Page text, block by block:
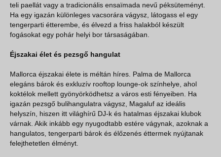
teli paellát vagy a tradicionális ensaïmada nevű péksüteményt.
Ha egy igazán különleges vacsorára vágysz, látogass el egy
tengerparti étterembe, és élvezd a friss halakból készült
fogásokat egy pohár helyi bor társaságában.
Éjszakai élet és pezsgő hangulat
Mallorca éjszakai élete is méltán híres. Palma de Mallorca
elegáns bárok és exkluzív rooftop lounge-ok színhelye, ahol
koktélok mellett gyönyörködhetsz a város esti fényeiben. Ha
igazán pezsgő bulihangulatra vágysz, Magaluf az ideális
helyszín, hiszen itt világhírű DJ-k és hatalmas éjszakai klubok
várnak. Akik inkább egy nyugodtabb estére vágynak, azoknak a
hangulatos, tengerparti bárok és élőzenés éttermek nyújtanak
felejthetetlen élményt.